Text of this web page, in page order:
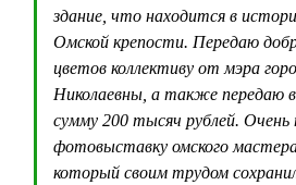
здание, что находится в
Омской крепости. Передаю
цветов коллективу от мэра
Николаевны, а также передаю
сумму 200 тысяч рублей.
фотовыставку омского
который своим трудом